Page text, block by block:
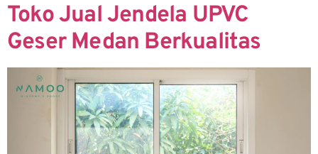
Toko Jual Jendela UPVC
Geser Medan Berkualitas